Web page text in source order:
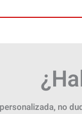
no